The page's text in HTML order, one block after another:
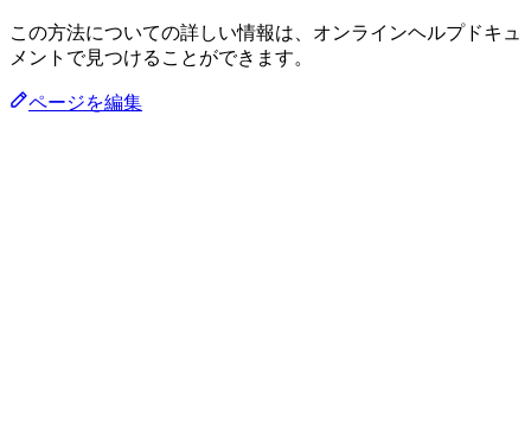
この方法についての詳しい情報は、オンラインヘルプドキュ
メントで見つけることができます。
ページを編集